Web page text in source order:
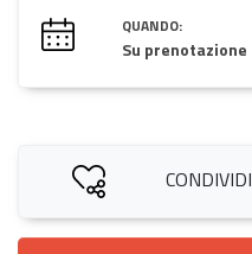
QUANDO:
Su prenotazione
CONDIVIDI